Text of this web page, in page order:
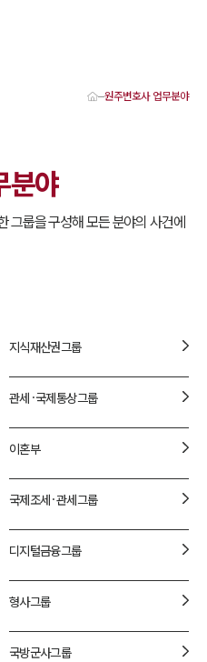
원주변호사 업무분야
분야
그룹을 구성해 모든 분야의 사건에
지식재산권그룹
관세·국제통상그룹
이혼부
국제조세·관세그룹
디지털금융그룹
형사그룹
국방군사그룹